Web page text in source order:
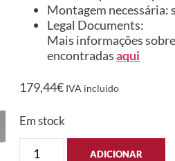
Montagem necessária:
Legal Documents:
Mais informações
encontradasaqui
179,44€ IVA incluido
Em stock
ADICIONAR